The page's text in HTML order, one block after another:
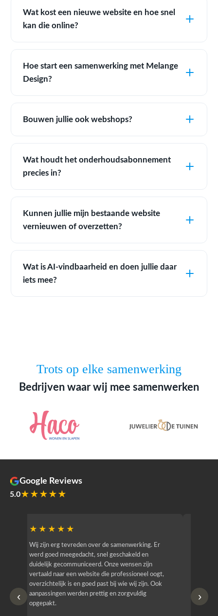
Wat kost een nieuwe website en hoe snel
kan die online?
Hoe start een samenwerking met Melange
Design?
Bouwen jullie ook webshops?
Wat houdt het onderhoudsabonnement
precies in?
Kunnen jullie mijn bestaande website
vernieuwen of overzetten?
Wat is AI-vindbaarheid en doen jullie daar
iets mee?
Trots op elke samenwerking
Bedrijven waar wij mee samenwerken
Google Reviews
5.0★★★★★
‹
★★★★★
Wij zijn erg tevreden over de samenwerking. Er
werd goed meegedacht, snel geschakeld en
duidelijk gecommuniceerd. Onze wensen zijn
vertaald naar een website die professioneel oogt,
overzichtelijk is en goed past bij wie wij zijn. Ook
aanpassingen werden prettig en zorgvuldig
opgepakt.
›